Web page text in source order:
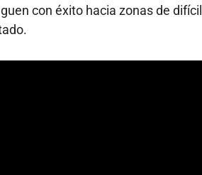
con éxito hacia zonas de